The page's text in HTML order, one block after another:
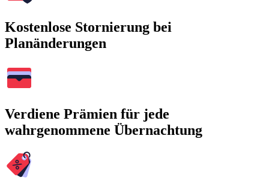
Kostenlose Stornierung bei
Planänderungen
Verdiene Prämien für jede
wahrgenommene Übernachtung